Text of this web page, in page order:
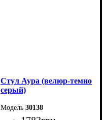
Стул Аура (велюр-темно
серый)
30138